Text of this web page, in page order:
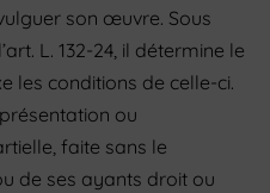
son œuvre. Sous
L. 132-24, il détermine le
les conditions de celle-ci.
ou
faite sans le
de ses ayants droit ou